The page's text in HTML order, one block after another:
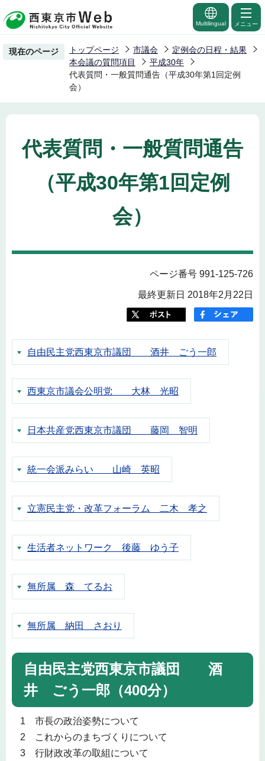
の
ー
先
頭
Multilingual メニュー
現在のページ トップページ 市議会
定例会の日程・結果
本会議の質問項目
平成30年
代表質問・一般質問通告（平成30年第1回定例
会）
代表質問・一般質問通告
（平成30年第1回定例
会）
ページ番号 991-125-726
最終更新日 2018年2月22日
自由民主党西東京市議団 酒井 ごう一郎
西東京市議会公明党 大林 光昭
日本共産党西東京市議団 藤岡 智明
統一会派みらい 山崎 英昭
立憲民主党・改革フォーラム 二木 孝之
生活者ネットワーク 後藤 ゆう子
無所属 森 てるお
無所属 納田 さおり
自由民主党西東京市議団 酒
井 ごう一郎（400分）
1 市長の政治姿勢について
2 これからのまちづくりについて
3 行財政改革の取組について